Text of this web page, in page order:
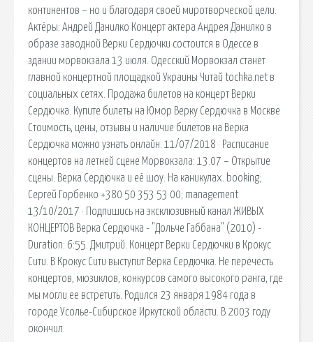
континентов – но и благодаря своей миротворческой цели.
Актёры: Андрей Данилко Концерт актера Андрея Данилко в
образе заводной Верки Сердючки состоится в Одессе в
здании морвокзала 13 июля. Одесский Морвокзал станет
главной концертной площадкой Украины Читай tochka.net в
социальных сетях. Продажа билетов на концерт Верки
Сердючка. Купите билеты на Юмор Верку Сердючка в Москве
Стоимость, цены, отзывы и наличие билетов на Верка
Сердючка можно узнать онлайн. 11/07/2018 · Расписание
концертов на летней сцене Морвокзала: 13.07 – Открытие
сцены. Верка Сердючка и её шоу. На каникулах. booking;
Сергей Горбенко +380 50 353 53 00; management
13/10/2017 · Подпишись на эксклюзивный канал ЖИВЫХ
КОНЦЕРТОВ Верка Сердючка - "Дольче Габбана" (2010) -
Duration: 6:55. Дмитрий. Концерт Верки Сердючки в Крокус
Сити. В Крокус Сити выступит Верка Сердючка. Не перечесть
концертов, мюзиклов, конкурсов самого высокого ранга, где
мы могли ее встретить. Родился 23 января 1984 года в
городе Усолье-Сибирское Иркутской области. В 2003 году
окончил.